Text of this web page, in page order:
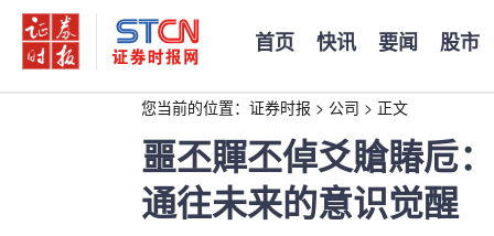
首页 快讯 要闻 股市
您当前的位置： 证券时报 > 公司 > 正文
噩丕賱丕倬爻賶賰卮
通往未来的意识觉醒